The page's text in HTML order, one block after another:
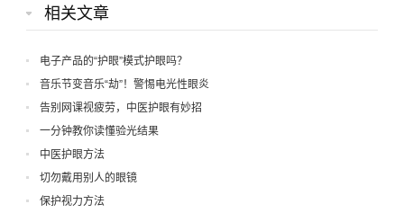
相关文章
电子产品的“护眼”模式护眼吗？
音乐节变音乐“劫”！警惕电光性眼炎
告别网课视疲劳，中医护眼有妙招
一分钟教你读懂验光结果
中医护眼方法
切勿戴用别人的眼镜
保护视力方法